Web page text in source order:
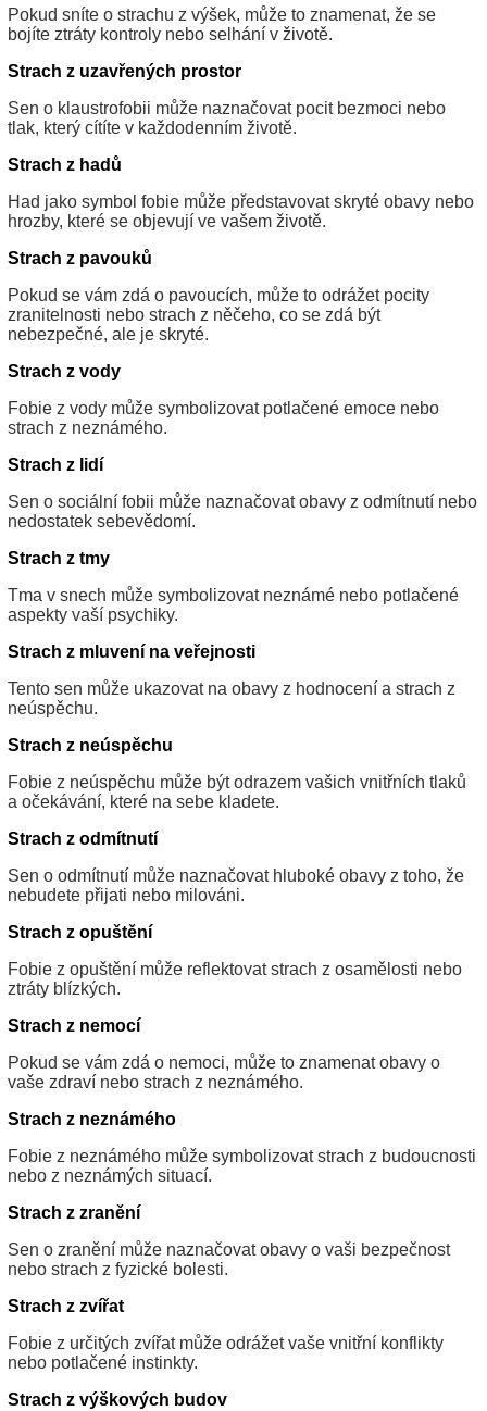
Pokud sníte o strachu z výšek, může to znamenat, že se
bojíte ztráty kontroly nebo selhání v životě.
Strach z uzavřených prostor
Sen o klaustrofobii může naznačovat pocit bezmoci nebo
tlak, který cítíte v každodenním životě.
Strach z hadů
Had jako symbol fobie může představovat skryté obavy nebo
hrozby, které se objevují ve vašem životě.
Strach z pavouků
Pokud se vám zdá o pavoucích, může to odrážet pocity
zranitelnosti nebo strach z něčeho, co se zdá být
nebezpečné, ale je skryté.
Strach z vody
Fobie z vody může symbolizovat potlačené emoce nebo
strach z neznámého.
Strach z lidí
Sen o sociální fobii může naznačovat obavy z odmítnutí nebo
nedostatek sebevědomí.
Strach z tmy
Tma v snech může symbolizovat neznámé nebo potlačené
aspekty vaší psychiky.
Strach z mluvení na veřejnosti
Tento sen může ukazovat na obavy z hodnocení a strach z
neúspěchu.
Strach z neúspěchu
Fobie z neúspěchu může být odrazem vašich vnitřních tlaků
a očekávání, které na sebe kladete.
Strach z odmítnutí
Sen o odmítnutí může naznačovat hluboké obavy z toho, že
nebudete přijati nebo milováni.
Strach z opuštění
Fobie z opuštění může reflektovat strach z osamělosti nebo
ztráty blízkých.
Strach z nemocí
Pokud se vám zdá o nemoci, může to znamenat obavy o
vaše zdraví nebo strach z neznámého.
Strach z neznámého
Fobie z neznámého může symbolizovat strach z budoucnosti
nebo z neznámých situací.
Strach z zranění
Sen o zranění může naznačovat obavy o vaši bezpečnost
nebo strach z fyzické bolesti.
Strach z zvířat
Fobie z určitých zvířat může odrážet vaše vnitřní konflikty
nebo potlačené instinkty.
Strach z výškových budov